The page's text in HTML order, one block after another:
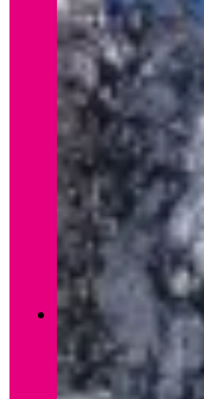
Verleih Winter